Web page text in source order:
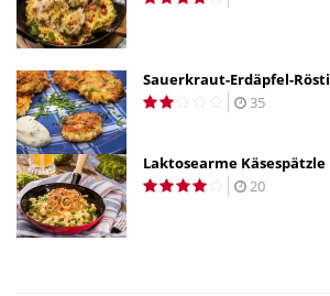
Sauerkraut-Erdäpfel-Rösti
35
Laktosearme Käsespätzle
20